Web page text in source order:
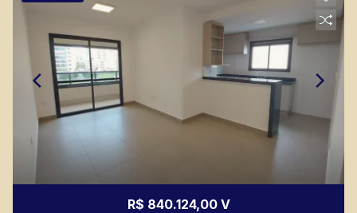
R$ 840.124,00 V